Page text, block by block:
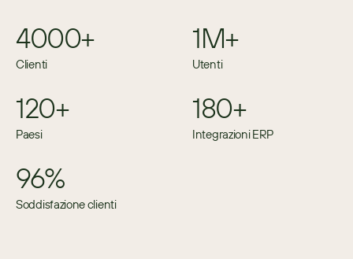
4000+
Clienti
1M+
Utenti
120+
Paesi
180+
Integrazioni ERP
96%
Soddisfazione clienti